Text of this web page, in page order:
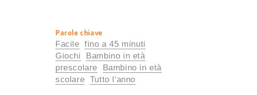
Informazioni
utili
Parole chiave
Facile fino a 45 minuti
Giochi
Bambino in età
prescolare
Bambino in età
scolare Tutto l'anno